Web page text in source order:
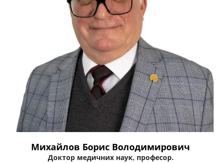
Михайлов Борис Володимирович
Доктор медичних наук, професор.